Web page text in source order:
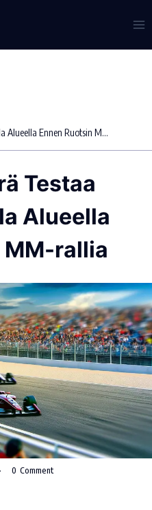
Kalle Rovanperä Testaa Toyotan Uudella Alueella Ennen Ruotsin MM-Rallia
Testaa
Alueella
MM-rallia
0 Comment